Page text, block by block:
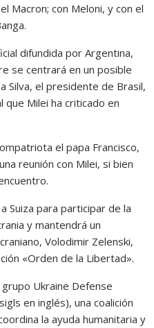
Macron; con Meloni, y con el
difundida por Argentina,
se centrará en un posible
Silva, el presidente de Brasil,
que Milei ha criticado en
el papa Francisco,
reunión con Milei, si bien
Suiza para participar de la
y mantendrá un
Volodimir Zelenski,
«Orden de la Libertad».
Ukraine Defense
en inglés), una coalición
la ayuda humanitaria y